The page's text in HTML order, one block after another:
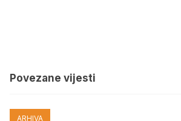
Povezane vijesti
ARHIVA